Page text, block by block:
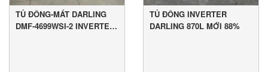
TỦ ĐÔNG-MÁT DARLING
DMF-4699WSI-2 INVERTER
TỦ ĐÔNG INVERTER
DARLING 870L MỚI 88%